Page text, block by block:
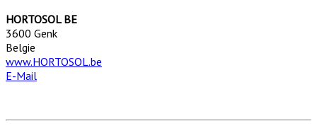
HORTOSOL BE
3600 Genk
Belgie
www.HORTOSOL.be
E-Mail